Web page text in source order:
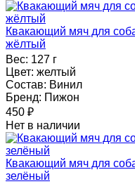
Квакающий мяч для
жёлтый
Вес: 127 г
Цвет: желтый
Состав: Винил
Бренд: Пижон
450 ₽
Нет в наличии
Квакающий мяч для
зелёный